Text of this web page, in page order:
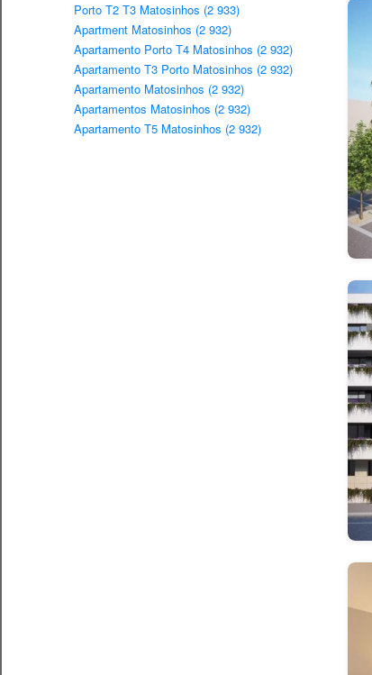
Porto T2 T3 Matosinhos (2 933)
Apartment Matosinhos (2 932)
Apartamento Porto T4 Matosinhos (2 932)
Apartamento T3 Porto Matosinhos (2 932)
Apartamento Matosinhos (2 932)
Apartamentos Matosinhos (2 932)
Apartamento T5 Matosinhos (2 932)